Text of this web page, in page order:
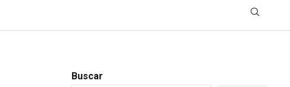
Buscar